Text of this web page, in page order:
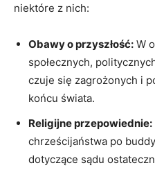
⁤niektóre z‍ nich:
Obawy ​o przyszłość: W
społecznych,
czuje się zagrożonych i
końcu świata.
Religijne przepowiednie:
chrześcijaństwa po
⁢dotyczące sądu